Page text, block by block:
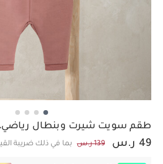
طقم سويت شيرت وبنطال
49 ر.س 139 ر.س بما في ذلك ضريبة